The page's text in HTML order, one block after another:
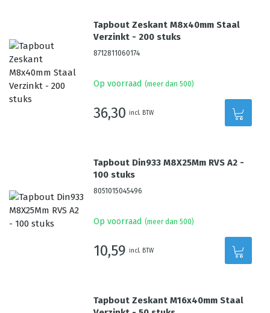
Tapbout Zeskant M8x40mm Staal
Verzinkt - 200 stuks
8712811060174
Op voorraad (meer dan 500)
36,30 incl. BTW
Tapbout Din933 M8X25Mm RVS A2 -
100 stuks
8051015045496
Op voorraad (meer dan 500)
10,59 incl. BTW
Tapbout Zeskant M16x40mm Staal